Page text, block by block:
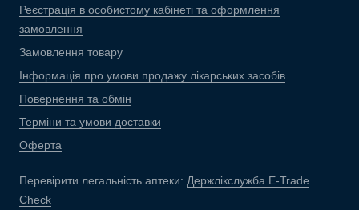
Реєстрація в особистому кабінеті та оформлення
замовлення
Замовлення товару
Інформація про умови продажу лікарських засобів
Повернення та обмін
Терміни та умови доставки
Оферта
Перевірити легальність аптеки: Держлікслужба E-Trade
Check